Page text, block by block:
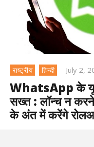
राष्ट्रीय हिन्दी July 2,
WhatsApp के
सख्त : लॉन्च न करने
के अंत में करेंगे